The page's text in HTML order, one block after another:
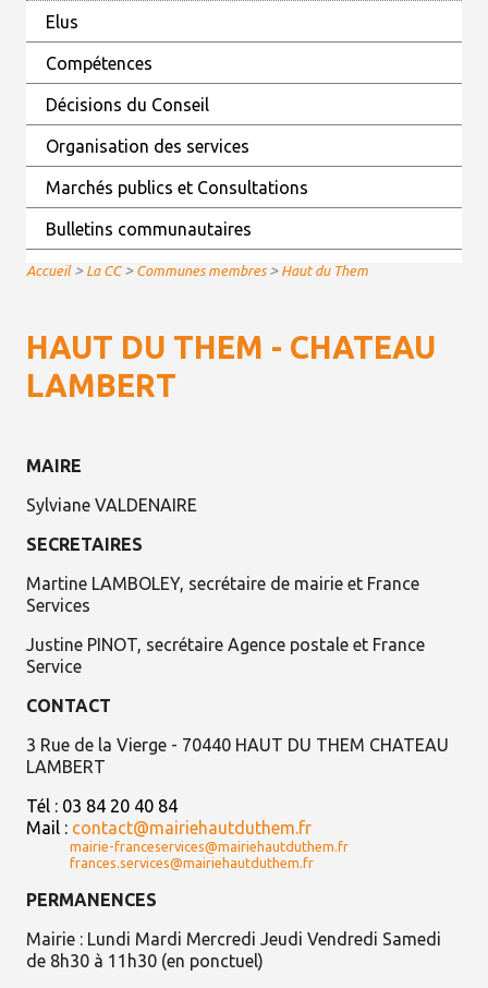
Elus
Compétences
Décisions du Conseil
Organisation des services
Marchés publics et Consultations
Bulletins communautaires
Accueil> La CC> Communes membres> Haut du Them
HAUT DU THEM - CHATEAU
LAMBERT
MAIRE
Sylviane VALDENAIRE
SECRETAIRES
Martine LAMBOLEY, secrétaire de mairie et France
Services
Justine PINOT, secrétaire Agence postale et France
Service
CONTACT
3 Rue de la Vierge - 70440 HAUT DU THEM CHATEAU
LAMBERT
Tél : 03 84 20 40 84
Mail : contact@mairiehautduthem.fr
mairie-franceservices@mairiehautduthem.fr
frances.services@mairiehautduthem.fr
PERMANENCES
Mairie : Lundi Mardi Mercredi Jeudi Vendredi Samedi
de 8h30 à 11h30 (en ponctuel)